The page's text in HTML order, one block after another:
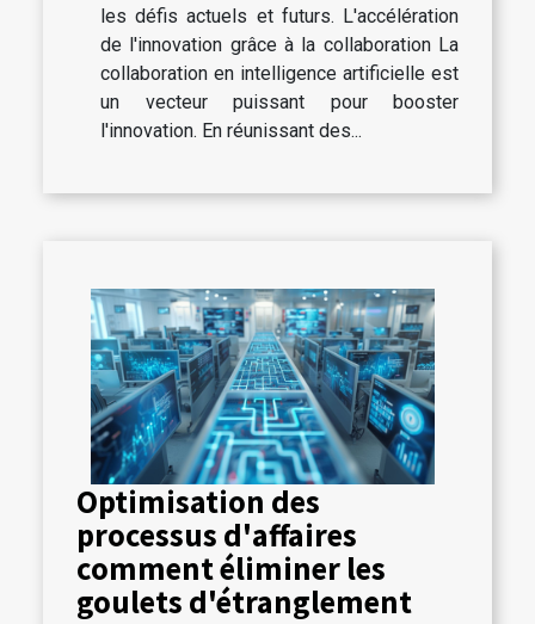
les défis actuels et futurs. L'accélération
de l'innovation grâce à la collaboration La
collaboration en intelligence artificielle est
un vecteur puissant pour booster
l'innovation. En réunissant des...
Optimisation des
processus d'affaires
comment éliminer les
goulets d'étranglement